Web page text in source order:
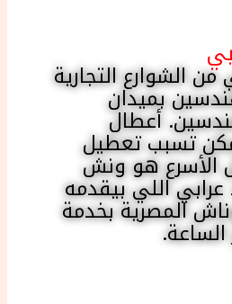
الشوارع التجارية
بميدان
أعطال
تسبب تعطيل
الأسرع هو ونش
عرابي اللي بيقدمه
المصرية بخدمة